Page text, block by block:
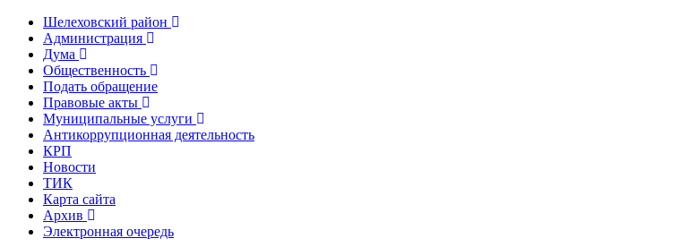
Шелеховский район
Администрация
Дума
Общественность
Подать обращение
Правовые акты
Муниципальные услуги
Антикоррупционная деятельность
КРП
Новости
ТИК
Карта сайта
Архив
Электронная очередь